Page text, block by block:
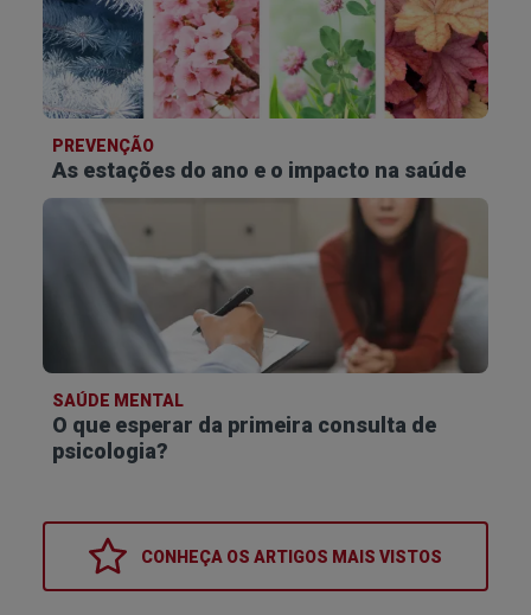
PREVENÇÃO
As estações do ano e o impacto na saúde
SAÚDE MENTAL
O que esperar da primeira consulta de
psicologia?
CONHEÇA OS ARTIGOS MAIS VISTOS